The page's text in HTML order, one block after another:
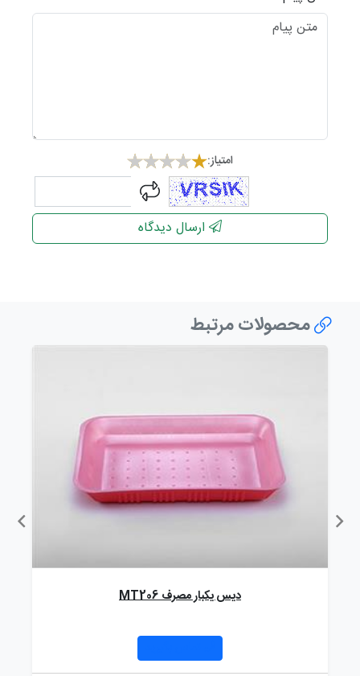
امتیاز:
captcha
ارسال دیدگاه
محصولات مرتبط
دیس یکبار مصرف MT206